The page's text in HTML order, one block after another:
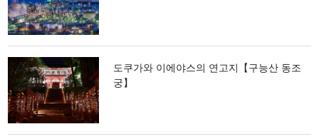
도쿠가와 이에야스의 연고지【구능산 동조
궁】